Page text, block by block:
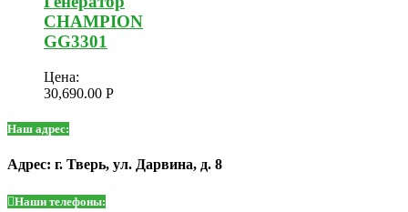
CHAMPION
GG3301
Цена:
30,690.00 Р
Наш адрес:
Адрес: г. Тверь, ул. Дарвина, д. 8
Наши телефоны: